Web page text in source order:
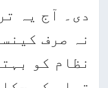
دی۔ آج یہ
نہ صرف
نظام کو